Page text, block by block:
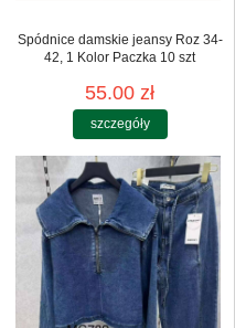
Spódnice damskie jeansy Roz 34-
42, 1 Kolor Paczka 10 szt
55.00 zł
szczegóły